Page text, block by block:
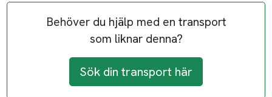
Behöver du hjälp med en transport
som liknar denna?
Sök din transport här